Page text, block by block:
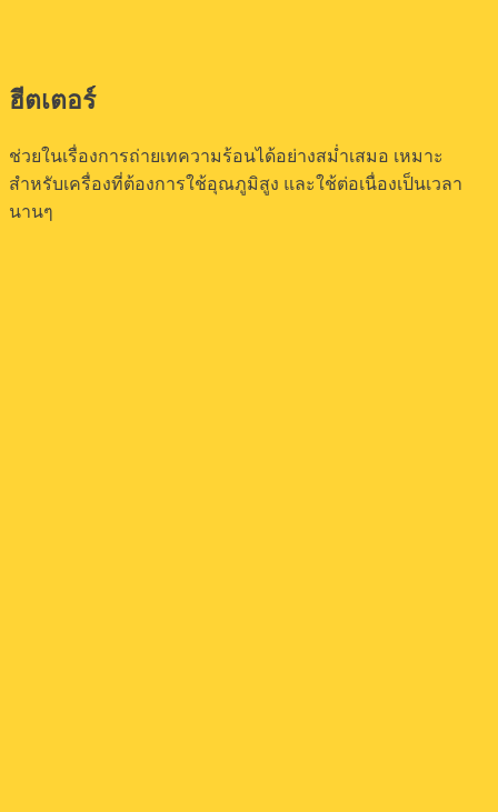
ฮีตเตอร์
ช่วยในเรื่องการถ่ายเทความร้อนได้อย่างสม่ำเสมอ เหมาะ
สำหรับเครื่องที่ต้องการใช้อุณภูมิสูง และใช้ต่อเนื่องเป็นเวลา
นานๆ